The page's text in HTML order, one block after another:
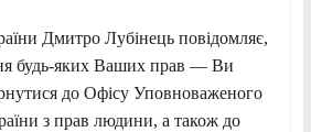
Дмитро Лубінець повідомляє,
будь-яких Ваших прав — Ви
до Офісу Уповноваженого
з прав людини, а також до